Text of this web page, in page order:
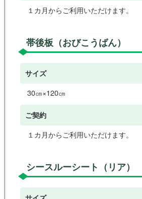
１カ月からご利用いただけます。
帯後板（おびこうばん）
サイズ
30㎝×120㎝
ご契約
１カ月からご利用いただけます。
シースルーシート（リア）